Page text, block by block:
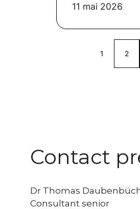
11 mai 2026
1 2
Contact
Dr Thomas
Consultant senior